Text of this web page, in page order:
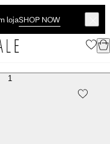
lojaSHOP NOW